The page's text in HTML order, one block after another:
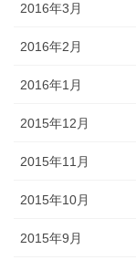
2016年3月
2016年2月
2016年1月
2015年12月
2015年11月
2015年10月
2015年9月